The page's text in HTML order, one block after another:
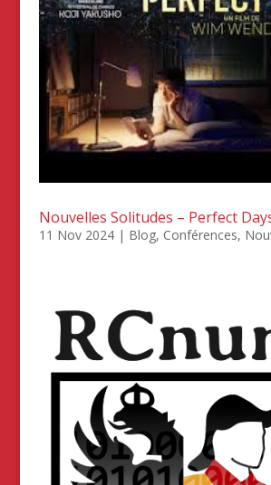
Nouvelles Solitudes – Perfect
11 Nov 2024| Blog, Conférences,